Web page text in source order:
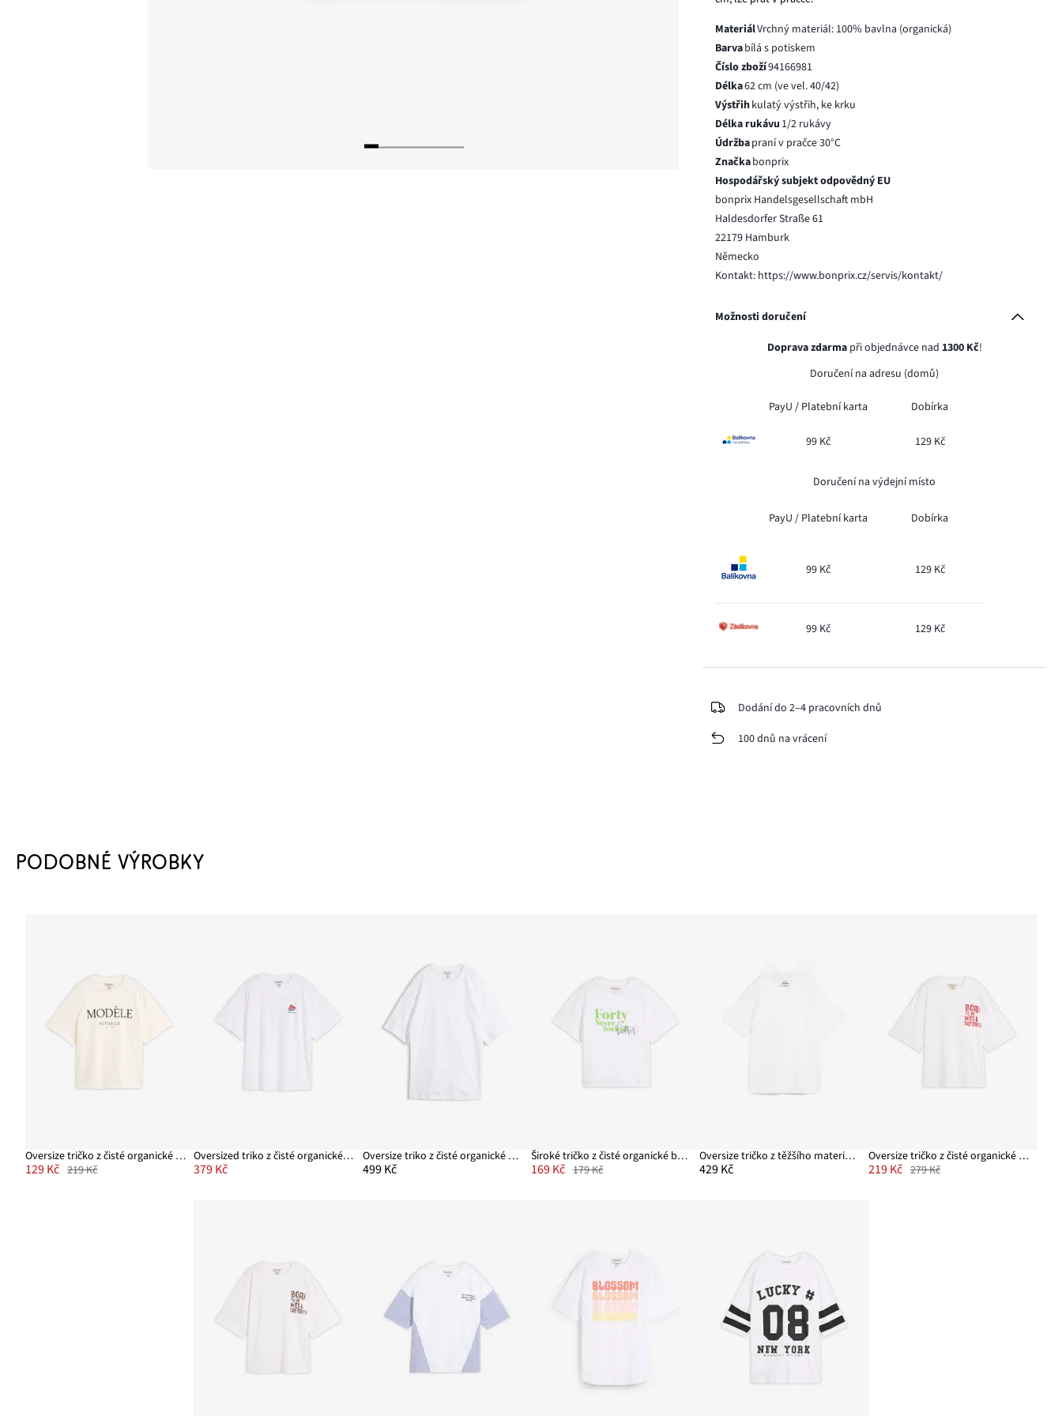
MateriálVrchný materiál: 100% bavlna (organická)
Barvabílá s potiskem
Číslo zboží94166981
Délka62 cm (ve vel. 40/42)
Výstřihkulatý výstřih, ke krku
Délka rukávu 1/2 rukávy
Údržbapraní v pračce 30°C
Značkabonprix
Hospodářský subjekt odpovědný EU
bonprix Handelsgesellschaft mbH
Haldesdorfer Straße 61
22179 Hamburk
Německo
Kontakt: https://www.bonprix.cz/servis/kontakt/
Možnosti doručení
Doprava zdarmapři objednávce nad 1300 Kč!
Doručení na adresu (domů)
PayU / Platební karta Dobírka
99 Kč 129 Kč
Doručení na výdejní místo
PayU / Platební karta Dobírka
99 Kč 129 Kč
99 Kč 129 Kč
Dodání do 2–4 pracovních dnů
100 dnů na vrácení
PODOBNÉ VÝROBKY
Oversize tričko z čisté organické bavlny
129 Kč 219 Kč
Oversized triko z čisté organické bavlny
379 Kč
Oversize triko z čisté organické bavlny
499 Kč
Široké tričko z čisté organické bavlny
169 Kč 179 Kč
Oversize tričko z těžšího materiálu, z čisté organické bavlny
429 Kč
Oversize tričko z čisté organické bavlny
219 Kč 279 Kč